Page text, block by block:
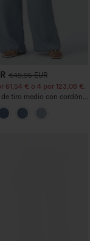
€49,95 EUR
61,54 € o 4 por 123,08 €.
de tiro medio con cordón y